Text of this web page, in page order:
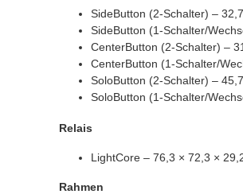
SideButton (2-Schalter) –
SideButton (1-Schalter/
CenterButton (2-Schalter) –
CenterButton (1-Schalter/
SoloButton (2-Schalter) –
SoloButton (1-Schalter/
Relais
LightCore – 76,3 × 72,3 ×
Rahmen